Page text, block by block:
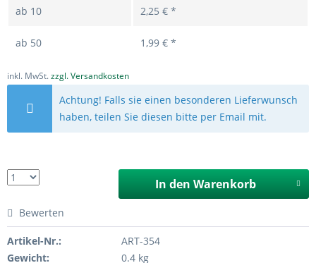
ab 10 2,25 € *
ab 50 1,99 € *
inkl. MwSt.zzgl. Versandkosten
Achtung! Falls sie einen besonderen Lieferwunsch
haben, teilen Sie diesen bitte per Email mit.
In den Warenkorb
Bewerten
Artikel-Nr.:
ART-354
Gewicht:
0.4 kg